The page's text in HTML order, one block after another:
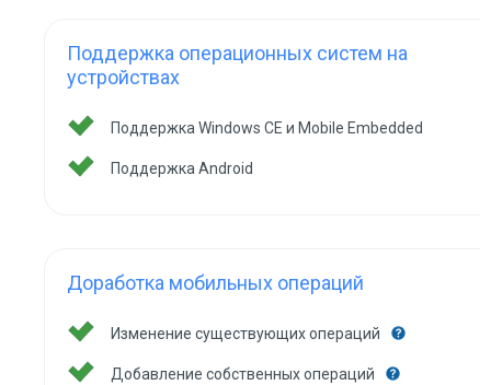
Поддержка операционных систем на
устройствах
Поддержка Windows CE и Mobile Embedded
Поддержка Android
Доработка мобильных операций
Изменение существующих операций
Добавление собственных операций